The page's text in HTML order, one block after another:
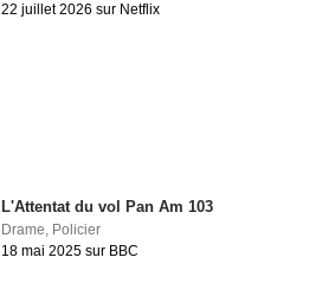
22 juillet 2026 sur Netflix
L'Attentat du vol Pan Am 103
Drame Policier
18 mai 2025 sur BBC